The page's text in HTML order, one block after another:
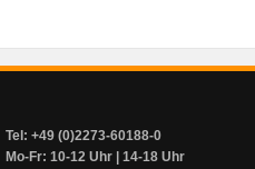
Tel: +49 (0)2273-60188-0
Mo-Fr: 10-12 Uhr | 14-18 Uhr